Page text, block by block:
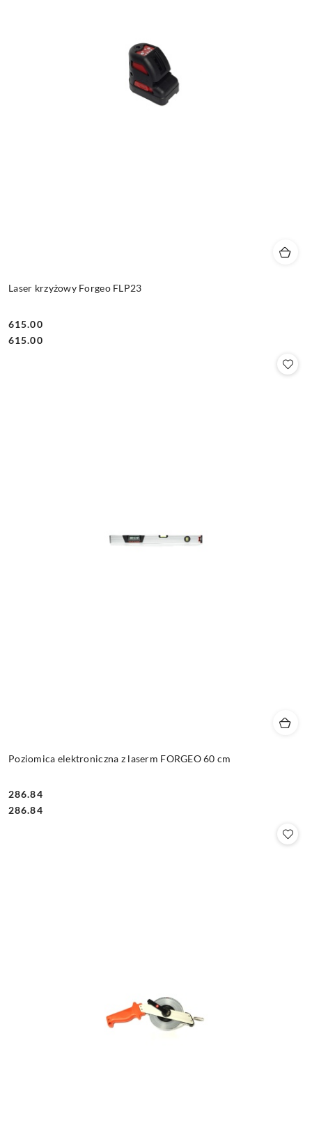
Laser krzyżowy Forgeo FLP23
Cena:
615.00
Cena:
615.00
Poziomica elektroniczna z laserm FORGEO 60 cm
Cena:
286.84
Cena:
286.84